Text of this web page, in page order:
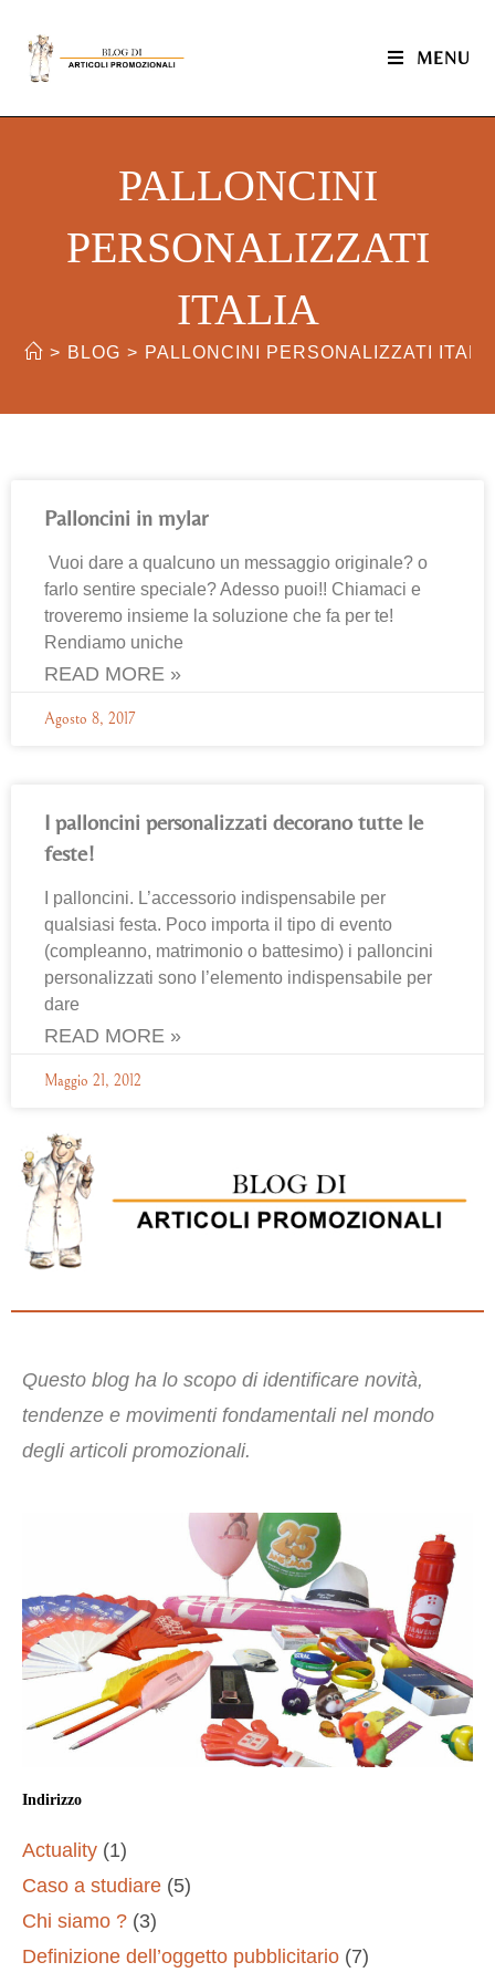
MENU
PALLONCINI
PERSONALIZZATI
ITALIA
> BLOG > PALLONCINI PERSONALIZZATI
Palloncini in mylar
Vuoi dare a qualcuno un messaggio originale? o
farlo sentire speciale? Adesso puoi!! Chiamaci e
troveremo insieme la soluzione che fa per te!
Rendiamo uniche
READ MORE »
Agosto 8, 2017
I palloncini personalizzati decorano tutte le
feste!
I palloncini. L’accessorio indispensabile per
qualsiasi festa. Poco importa il tipo di evento
(compleanno, matrimonio o battesimo) i palloncini
personalizzati sono l’elemento indispensabile per
dare
READ MORE »
Maggio 21, 2012
Questo blog ha lo scopo di identificare novità,
tendenze e movimenti fondamentali nel mondo
degli articoli promozionali.
Indirizzo
Actuality (1)
Caso a studiare (5)
Chi siamo ? (3)
Definizione dell’oggetto pubblicitario (7)